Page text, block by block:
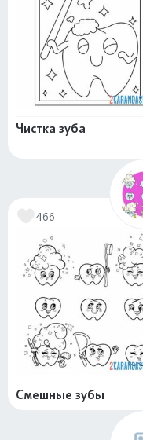
Чистка зуба
466
Смешные зубы